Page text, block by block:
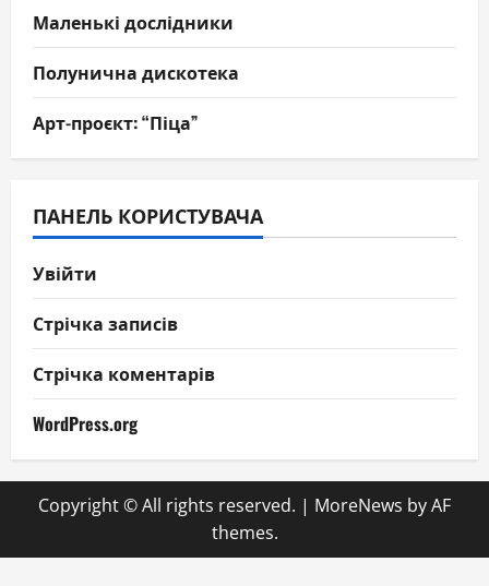
Маленькі дослідники
Полунична дискотека
Арт-проєкт: “Піца”
ПАНЕЛЬ КОРИСТУВАЧА
Увійти
Стрічка записів
Стрічка коментарів
WordPress.org
Copyright © All rights reserved. | MoreNews by AF
themes.